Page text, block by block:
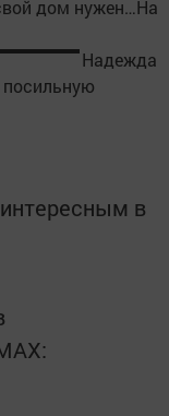
дом нужен…На
Надежда
посильную
в